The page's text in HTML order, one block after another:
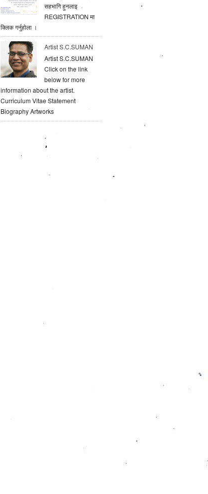
सहभागि हुनलाइ
REGISTRATION मा
क्लिक गर्नुहाेला ।
Artist S.C.SUMAN
Artist S.C.SUMAN
Click on the link
below for more
information about the artist.
Curriculum Vitae Statement
Biography Artworks